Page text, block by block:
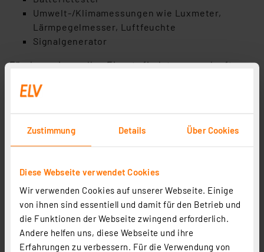
Zustimmung Details Über Cookies
Diese Webseite verwendet Cookies
Wir verwenden Cookies auf unserer Webseite. Einige
von ihnen sind essentiell und damit für den Betrieb und
die Funktionen der Webseite zwingend erforderlich.
Andere helfen uns, diese Webseite und ihre
Erfahrungen zu verbessern. Für die Verwendung von
Umwelt-/Klimamessungen wie Luxmeter,
Lärmpegelmesser, Luftfeuchte
Signalgenerator
Für den universellen Einsatz findet man auch oft
Messgeräte
Spannungsprüfer integrierte Multimeter oder
Multimeterfunktionen in Oszilloskopen.
Wie funktioniert ein Multimeter?
Digitale Multimeter bestehen aus wenigen
Grundbaugruppen. Sehr einfache Multimeter
verarbeiten die Messwerte mit einem Spezial-IC, das
alle Aufgaben erledigt: